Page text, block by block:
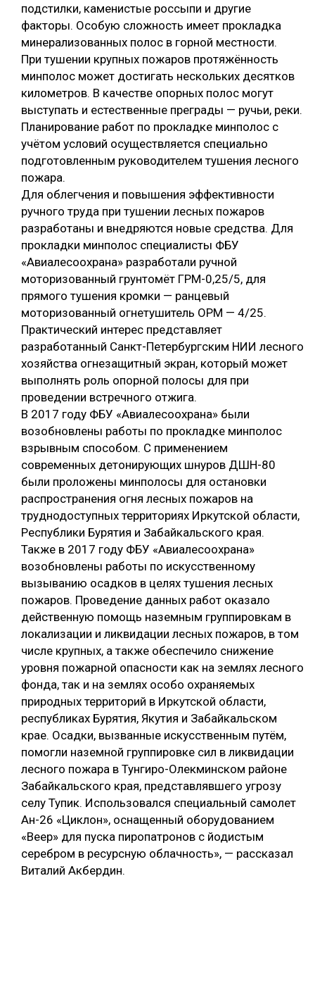
подстилки, каменистые россыпи и другие
факторы. Особую сложность имеет прокладка
минерализованных полос в горной местности.
При тушении крупных пожаров протяжённость
минполос может достигать нескольких десятков
километров. В качестве опорных полос могут
выступать и естественные преграды — ручьи, реки.
Планирование работ по прокладке минполос с
учётом условий осуществляется специально
подготовленным руководителем тушения лесного
пожара.
Для облегчения и повышения эффективности
ручного труда при тушении лесных пожаров
разработаны и внедряются новые средства. Для
прокладки минполос специалисты ФБУ
«Авиалесоохрана» разработали ручной
моторизованный грунтомёт ГРМ-0,25/5, для
прямого тушения кромки — ранцевый
моторизованный огнетушитель ОРМ — 4/25.
Практический интерес представляет
разработанный Санкт-Петербургским НИИ лесного
хозяйства огнезащитный экран, который может
выполнять роль опорной полосы для при
проведении встречного отжига.
В 2017 году ФБУ «Авиалесоохрана» были
возобновлены работы по прокладке минполос
взрывным способом. С применением
современных детонирующих шнуров ДШН-80
были проложены минполосы для остановки
распространения огня лесных пожаров на
труднодоступных территориях Иркутской области,
Республики Бурятия и Забайкальского края.
Также в 2017 году ФБУ «Авиалесоохрана»
возобновлены работы по искусственному
вызыванию осадков в целях тушения лесных
пожаров. Проведение данных работ оказало
действенную помощь наземным группировкам в
локализации и ликвидации лесных пожаров, в том
числе крупных, а также обеспечило снижение
уровня пожарной опасности как на землях лесного
фонда, так и на землях особо охраняемых
природных территорий в Иркутской области,
республиках Бурятия, Якутия и Забайкальском
крае. Осадки, вызванные искусственным путём,
помогли наземной группировке сил в ликвидации
лесного пожара в Тунгиро-Олекминском районе
Забайкальского края, представлявшего угрозу
селу Тупик. Использовался специальный самолет
Ан-26 «Циклон», оснащенный оборудованием
«Веер» для пуска пиропатронов с йодистым
серебром в ресурсную облачность», — рассказал
Виталий Акбердин.